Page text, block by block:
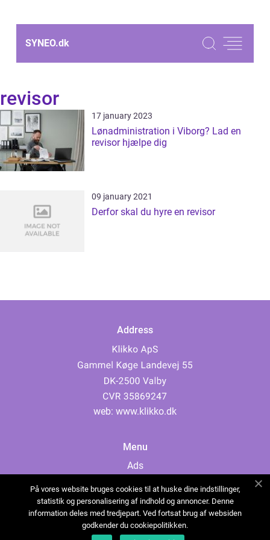
SYNEO.dk
revisor
17 january 2023
Lønadministration i Viborg? Lad en
revisor hjælpe dig
09 january 2021
Derfor skal du hyre en revisor
Address
web: www.klikko.dk
Menu
Ads
Cookies
Contact
Sitemap
På vores website bruges cookies til at huske dine indstillinger,
statistik og personalisering af indhold og annoncer. Denne
information deles med tredjepart. Ved fortsat brug af websiden
godkender du cookiepolitikken.